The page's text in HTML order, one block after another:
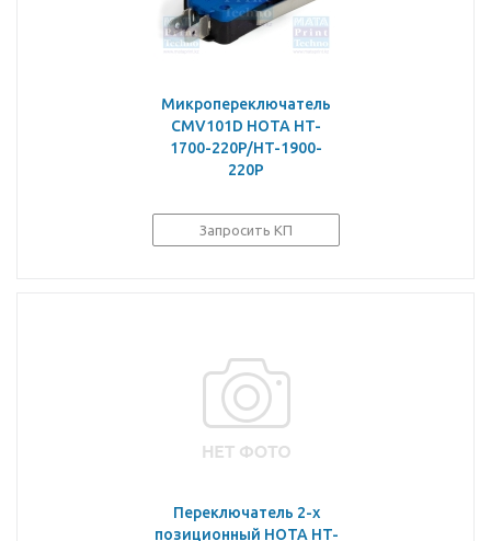
Микропереключатель
CMV101D HOTA HT-
1700-220P/HT-1900-
220P
Запросить КП
Переключатель 2-х
позиционный HOTA HT-